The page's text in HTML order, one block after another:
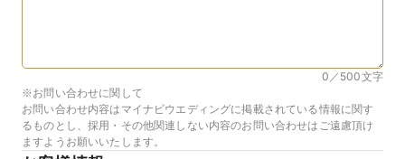
0／500文字
※お問い合わせに関して
お問い合わせ内容はマイナビウエディングに掲載されている情報に関す
るものとし、採用・その他関連しない内容のお問い合わせはご遠慮頂け
ますようお願いいたします。